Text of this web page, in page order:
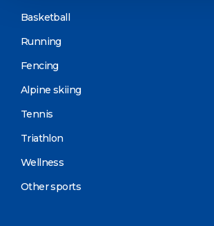
Basketball
Running
Fencing
Alpine skiing
Tennis
Triathlon
Wellness
Other sports